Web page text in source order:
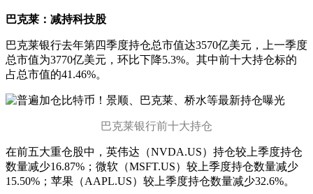
巴克莱：减持科技股
巴克莱银行去年第四季度持仓总市值达3570亿美元，上一季度
总市值为3770亿美元，环比下降5.3%。其中前十大持仓标的
占总市值的41.46%。
巴克莱银行前十大持仓
在前五大重仓股中，英伟达（NVDA.US）持仓较上季度持仓
数量减少16.87%；微软（MSFT.US）较上季度持仓数量减少
15.50%；苹果（AAPL.US）较上季度持仓数量减少32.6%。